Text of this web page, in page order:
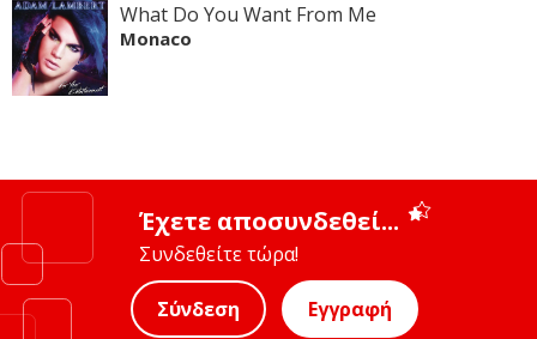
What Do You Want From Me
Monaco
Έχετε αποσυνδεθεί...
Συνδεθείτε τώρα!
Σύνδεση Εγγραφή